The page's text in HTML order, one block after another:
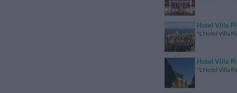
Hotel Villa
"L’Hotel Villa
Hotel Villa
"L'Hotel Villa